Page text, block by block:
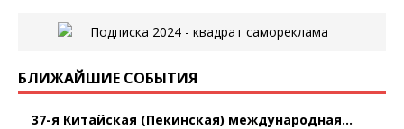
БЛИЖАЙШИЕ СОБЫТИЯ
37-я Китайская (Пекинская) международная...